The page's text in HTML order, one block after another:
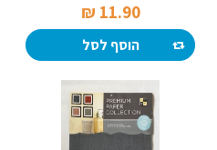
11.90 ₪‎
הוסף לסל